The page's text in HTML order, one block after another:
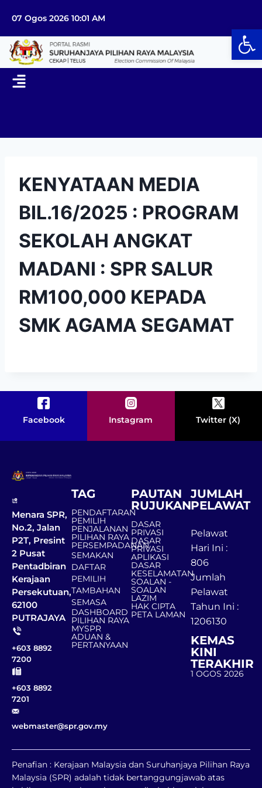
07 Ogos 2026 10:01 AM
KENYATAAN MEDIA
BIL.16/2025 : PROGRAM
SEKOLAH ANGKAT
MADANI : SPR SALUR
RM100,000 KEPADA
SMK AGAMA SEGAMAT
Facebook Instagram Twitter (X)
Menara SPR,
No.2, Jalan
P2T, Presint
2 Pusat
Pentadbiran
Kerajaan
Persekutuan,
62100
PUTRAJAYA
+603 8892
7200
+603 8892
7201
webmaster@spr.gov.my
TAG
PENDAFTARAN
PEMILIH
PENJALANAN
PILIHAN RAYA
PERSEMPADANAN
SEMAKAN
DAFTAR
PEMILIH
TAMBAHAN
SEMASA
DASHBOARD
PILIHAN RAYA
MYSPR
ADUAN &
PERTANYAAN
PAUTAN
RUJUKAN
DASAR
PRIVASI
DASAR
PRIVASI
APLIKASI
DASAR
KESELAMATAN
SOALAN -
SOALAN
LAZIM
HAK CIPTA
PETA LAMAN
JUMLAH
PELAWAT
Pelawat
Hari Ini :
806
Jumlah
Pelawat
Tahun Ini :
1206130
KEMAS
KINI
TERAKHIR
1 OGOS 2026
Penafian : Kerajaan Malaysia dan Suruhanjaya Pilihan Raya
Malaysia (SPR) adalah tidak bertanggungjawab atas